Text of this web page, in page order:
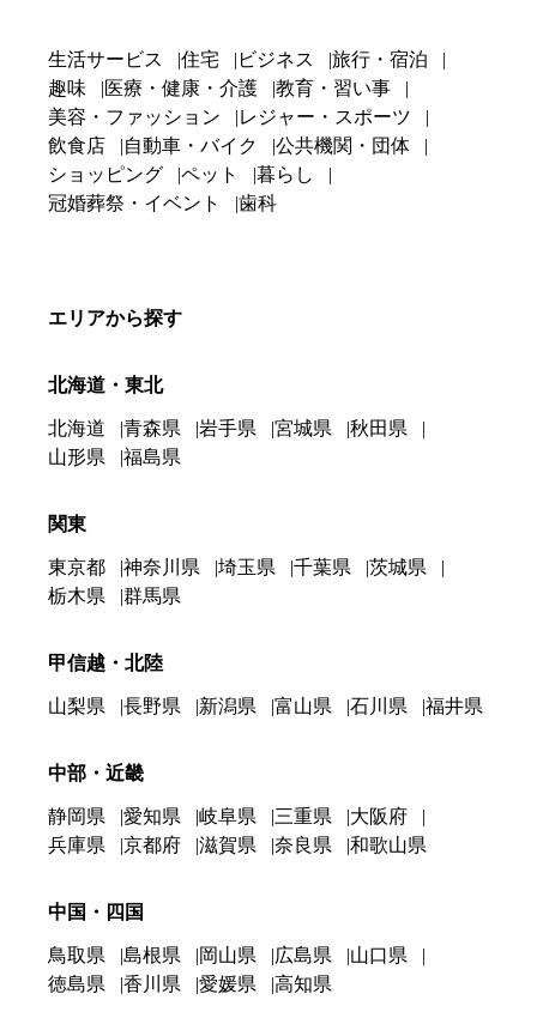
生活サービス 住宅 ビジネス
旅行・宿泊
趣味
医療・健康・介護
教育・習い事
美容・ファッション
レジャー・スポーツ
飲食店
自動車・バイク
公共機関・団体
ショッピング
ペット
暮らし
冠婚葬祭・イベント
歯科
エリアから探す
北海道・東北
北海道 青森県 岩手県 宮城県
秋田県
山形県
福島県
関東
東京都 神奈川県 埼玉県 千葉県
茨城県
栃木県
群馬県
甲信越・北陸
山梨県 長野県 新潟県 富山県 石川県 福井県
中部・近畿
静岡県 愛知県 岐阜県 三重県
大阪府
兵庫県
京都府 滋賀県 奈良県 和歌山県
中国・四国
鳥取県 島根県 岡山県 広島県
山口県
徳島県
香川県 愛媛県 高知県